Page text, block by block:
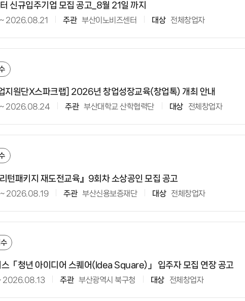
신규입주기업 모집 공고_8월 21일 까지
2026.08.21 주관 부산이노비즈센터 대상 전체창업자
지원단X스파크랩] 2026년 창업성장교육(창업톡) 개최 안내
2026.08.24 주관 부산대학교 산학협력단 대상 전체창업자
턴패키지 재도전교육』9회차 소상공인 모집 공고
~ 2026.08.19 주관 부산신용보증재단 대상 전체창업자
스「청년 아이디어 스퀘어(Idea Square)」 입주자 모집 연장 공고
2026.08.13 주관 부산광역시 북구청 대상 전체창업자